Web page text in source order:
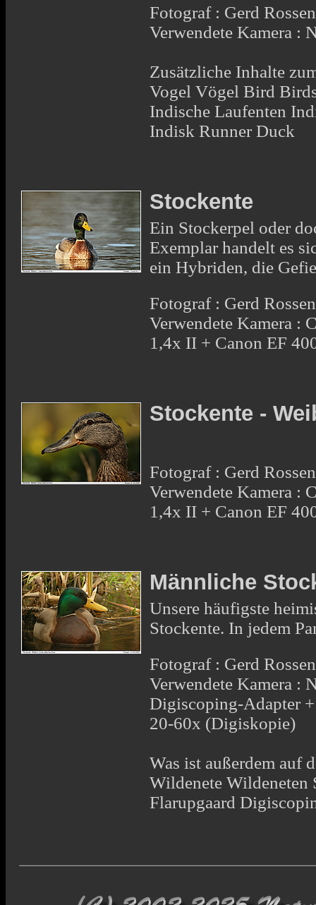
Fotograf : Gerd Rossen
Verwendete Kamera :
Zusätzliche Inhalte
Vogel Vögel Bird
Indische Laufenten
Indisk Runner Duck
Stockente
Ein Stockerpel oder
Exemplar handelt es
ein Hybriden, die
Fotograf : Gerd Rossen
Verwendete Kamera :
1,4x II + Canon EF
Stockente -
Fotograf : Gerd Rossen
Verwendete Kamera :
1,4x II + Canon EF
Männliche
Unsere häufigste
Stockente. In jedem
Fotograf : Gerd Rossen
Verwendete Kamera :
Digiscoping-Adapter
20-60x (Digiskopie)
Was ist außerdem auf
Wildenete Wildeneten
Flarupgaard